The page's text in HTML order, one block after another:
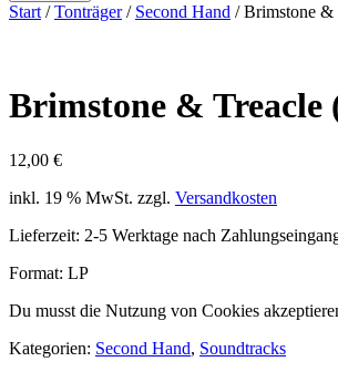
Start /Tonträger/ Second Hand / Brimstone &
Brimstone &
12,00 €
inkl. 19 % MwSt. zzgl. Versandkosten
Lieferzeit: 2-5 Werktage nach
Format: LP
Du musst die Nutzung von Cookies
Kategorien: Second Hand, Soundtracks